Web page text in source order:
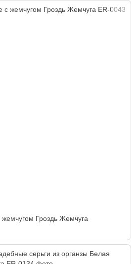
Гроздь Жемчуга